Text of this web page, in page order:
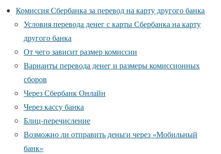
Комиссия Сбербанка за перевод на карту другого банка
Условия перевода денег с карты Сбербанка на карту
другого банка
От чего зависит размер комиссии
Варианты перевода денег и размеры комиссионных
сборов
Через Сбербанк Онлайн
Через кассу банка
Блиц-перечисление
Возможно ли отправить деньги через «Мобильный
банк»